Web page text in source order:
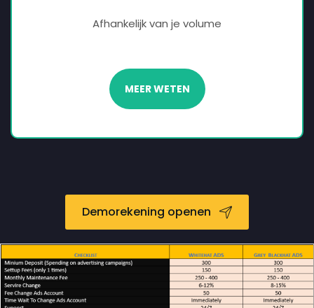
Afhankelijk van je volume
MEER WETEN
Demorekening openen